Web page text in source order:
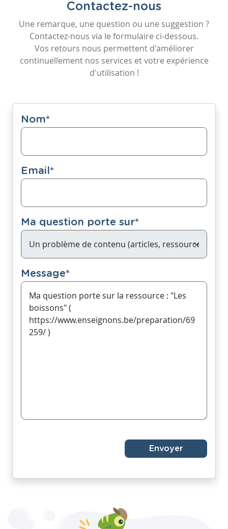
Contactez-nous
Une remarque, une question ou une suggestion ?
Contactez-nous via le formulaire ci-dessous.
Vos retours nous permettent d'améliorer
continuellement nos services et votre expérience
d'utilisation !
Nom*
Email*
Ma question porte sur*
Message*
Envoyer